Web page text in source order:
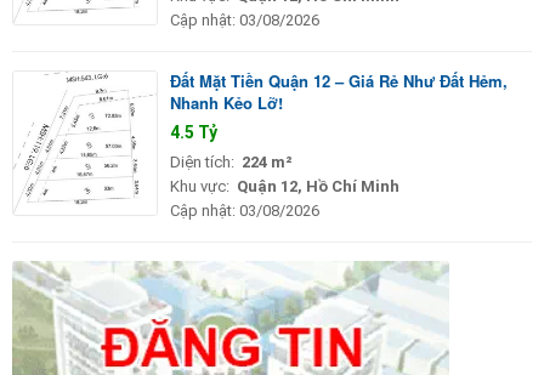
Cập nhật: 03/08/2026
Đất Mặt Tiền Quận 12 – Giá Rẻ Như Đất Hẻm,
Nhanh Kẻo Lỡ!
4.5 Tỷ
Diện tích: 224 m²
Khu vực: Quận 12, Hồ Chí Minh
Cập nhật: 03/08/2026